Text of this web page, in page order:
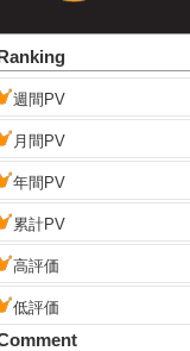
週間PV
月間PV
年間PV
累計PV
高評価
低評価